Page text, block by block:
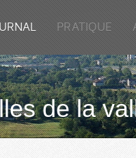
PRATIQUE
de la